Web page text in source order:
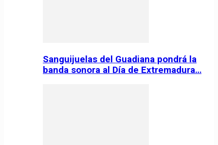
Sanguijuelas del Guadiana pondrá la
banda sonora al Día de Extremadura…